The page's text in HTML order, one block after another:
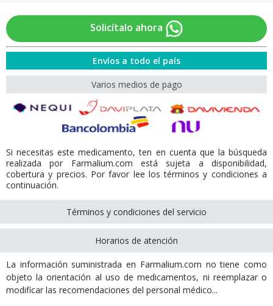
Solicítalo ahora
Envíos a todo el país
Varios medios de pago
Si necesitas este medicamento, ten en cuenta que la búsqueda
realizada por Farmalium.com está sujeta a disponibilidad,
cobertura y precios. Por favor lee los términos y condiciones a
continuación.
Términos y condiciones del servicio
Horarios de atención
La información suministrada en Farmalium.com no tiene como
objeto la orientación al uso de medicamentos, ni reemplazar o
modificar las recomendaciones del personal médico...